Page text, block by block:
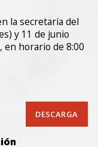
la secretaría del
y 11 de junio
en horario de 8:00
DESCARGA